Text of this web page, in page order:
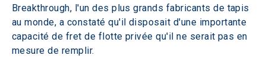
Breakthrough, l'un des plus grands fabricants de tapis
au monde, a constaté qu'il disposait d'une importante
capacité de fret de flotte privée qu'il ne serait pas en
mesure de remplir.